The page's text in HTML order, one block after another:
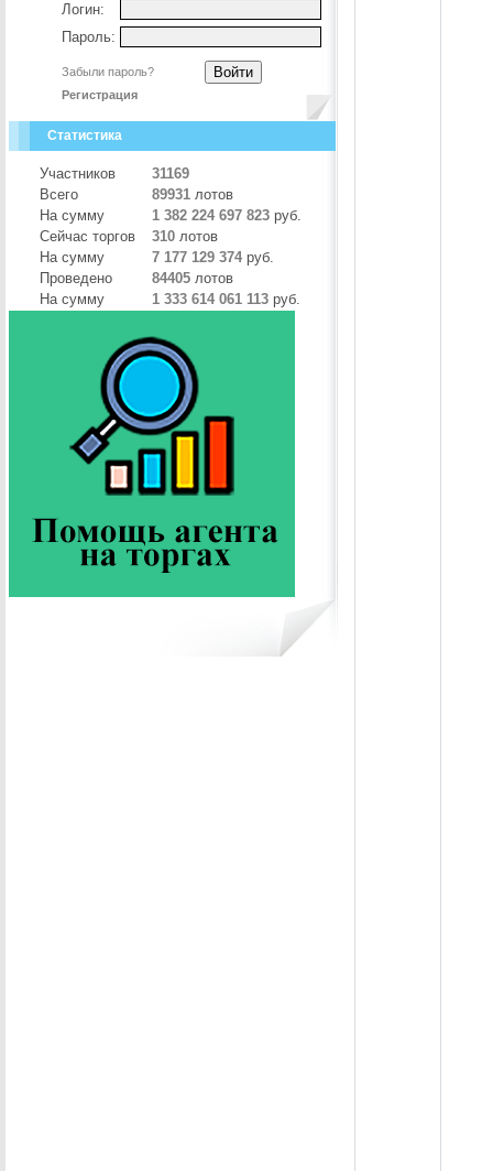
Логин:
Пароль:
Забыли пароль?
Регистрация
Статистика
Участников
31169
Всего
89931 лотов
На сумму
1 382 224 697 823 руб.
Сейчас торгов
310 лотов
На сумму
7 177 129 374 руб.
Проведено
84405 лотов
На сумму
1 333 614 061 113 руб.